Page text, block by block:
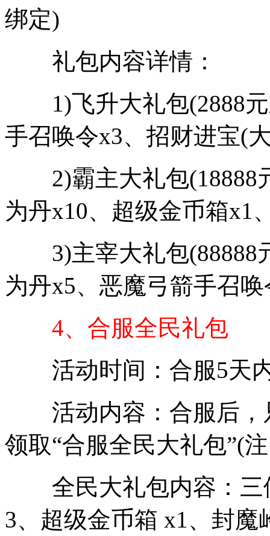
绑定)
礼包内容详情：
1)飞升大礼包(2888元
手召唤令x3、招财进宝(
2)霸主大礼包(18888
为丹x10、超级金币箱x1
3)主宰大礼包(88888
为丹x5、恶魔弓箭手召
4、合服全民礼包
活动时间：合服5天
活动内容：合服后，
领取“合服全民大礼包”(
全民大礼包内容：三
3、超级金币箱 x1、封